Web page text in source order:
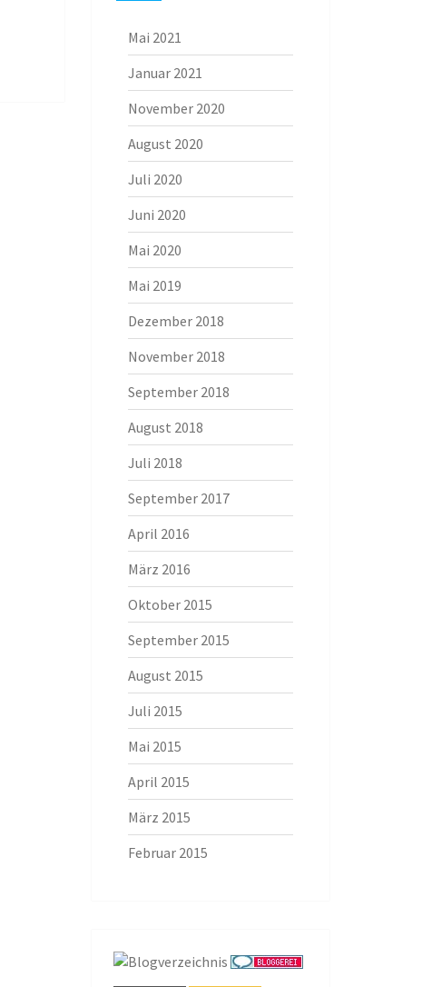
Mai 2021
Januar 2021
November 2020
August 2020
Juli 2020
Juni 2020
Mai 2020
Mai 2019
Dezember 2018
November 2018
September 2018
August 2018
Juli 2018
September 2017
April 2016
März 2016
Oktober 2015
September 2015
August 2015
Juli 2015
Mai 2015
April 2015
März 2015
Februar 2015